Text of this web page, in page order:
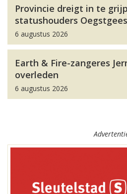
Provincie dreigt in te
statushouders
6 augustus 2026
Earth & Fire-zangeres
overleden
6 augustus 2026